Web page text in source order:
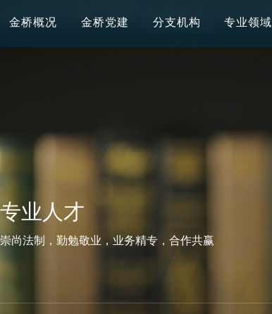
金桥概况 金桥党建 分支机构 专业领域
专业人才
崇尚法制，勤勉敬业，业务精专，合作共赢